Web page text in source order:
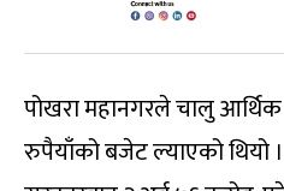
पोखरा महानगरले चालु आर्थिक
रुपैयाँको बजेट ल्याएको थियो